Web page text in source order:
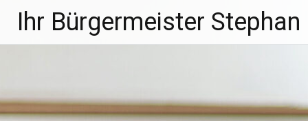
Inhalt
springen
Ihr Bürgermeister Stephan